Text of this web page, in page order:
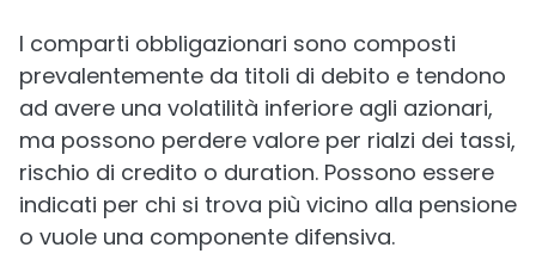
I comparti obbligazionari sono composti
prevalentemente da titoli di debito e tendono
ad avere una volatilità inferiore agli azionari,
ma possono perdere valore per rialzi dei tassi,
rischio di credito o duration. Possono essere
indicati per chi si trova più vicino alla pensione
o vuole una componente difensiva.